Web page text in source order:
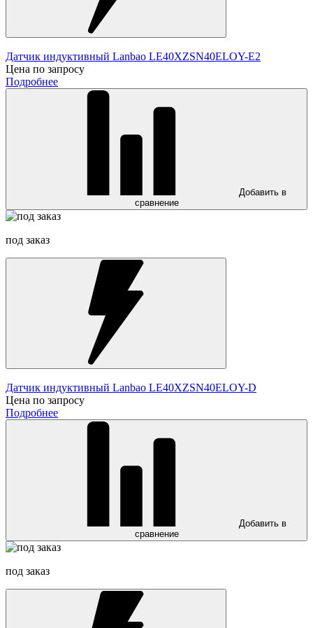
Датчик индуктивный Lanbao LE40XZSN40ELOY-E2
Цена по запросу
Подробнее
Добавить в
сравнение
под заказ
Датчик индуктивный Lanbao LE40XZSN40ELOY-D
Цена по запросу
Подробнее
Добавить в
сравнение
под заказ